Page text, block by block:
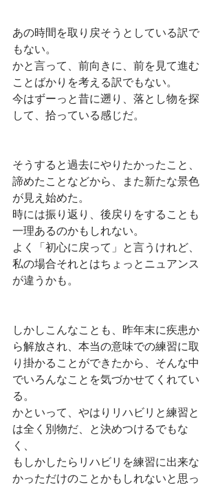
あの時間を取り戻そうとしている訳で
もない。
かと言って、前向きに、前を見て進む
ことばかりを考える訳でもない。
今はずーっと昔に遡り、落とし物を探
して、拾っている感じだ。
そうすると過去にやりたかったこと、
諦めたことなどから、また新たな景色
が見え始めた。
時には振り返り、後戻りをすることも
一理あるのかもしれない。
よく「初心に戻って」と言うけれど、
私の場合それとはちょっとニュアンス
が違うかも。
しかしこんなことも、昨年末に疾患か
ら解放され、本当の意味での練習に取
り掛かることができたから、そんな中
でいろんなことを気づかせてくれてい
る。
かといって、やはりリハビリと練習と
は全く別物だ、と決めつけるでもな
く、
もしかしたらリハビリを練習に出来な
かっただけのことかもしれないと思っ